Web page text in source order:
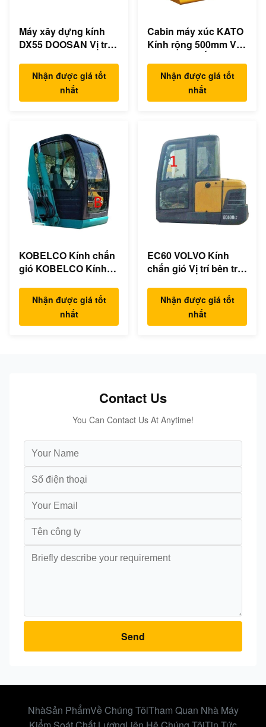
Máy xây dựng kính
DX55 DOOSAN Vị trí
sau SỐ 5
Nhận được giá tốt
nhất
Cabin máy xúc KATO
Kính rộng 500mm Vị
Nhận được giá tốt
nhất
KOBELCO Kính chắn
gió KOBELCO Kính
xe Vị trí phía trước B
Nhận được giá tốt
nhất
EC60 VOLVO Kính
chắn gió Vị trí bên trái
Nhận được giá tốt
nhất
Contact Us
You Can Contact Us At Anytime!
Send
NhàSản PhẩmVề Chúng TôiTham Quan Nhà Máy